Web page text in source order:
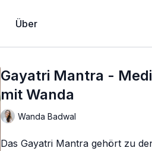
Über
Gayatri Mantra -
mit Wanda
Wanda Badwal
Das Gayatri Mantra gehört zu